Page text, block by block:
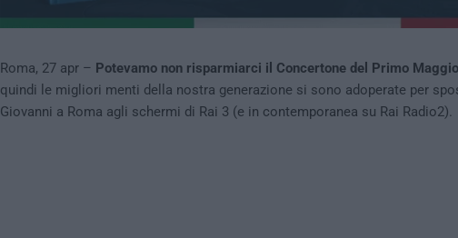
Roma, 27 apr – Potevamo non risparmiarci il Concertone del Primo
quindi le migliori menti della nostra generazione si sono adoperate per
Giovanni a Roma agli schermi di Rai 3 (e in contemporanea su Rai Radio2).